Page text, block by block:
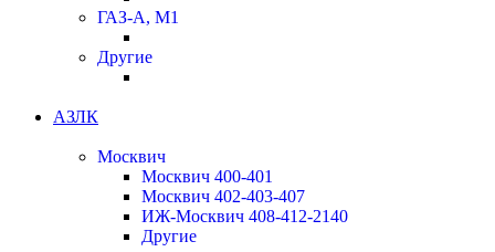
ГАЗ-А, М1
Другие
АЗЛК
Москвич
Москвич 400-401
Москвич 402-403-407
ИЖ-Москвич 408-412-2140
Другие